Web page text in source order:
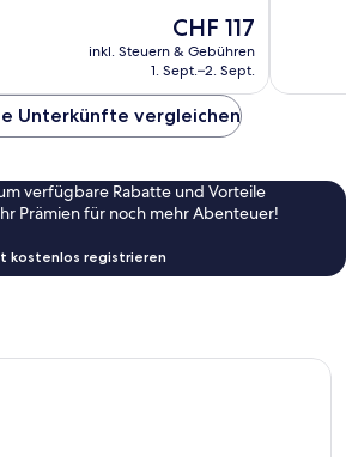
Der
Preis
beträgt
CHF 117
inkl. Steuern & Gebühren
1. Sept.–2. Sept.
Unterkünfte vergleichen
verfügbare Rabatte und Vorteile
Prämien für noch mehr Abenteuer!
kostenlos registrieren